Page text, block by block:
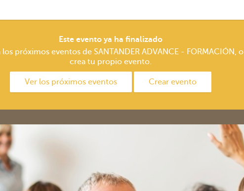
Este evento ya ha finalizado
los próximos eventos de SANTANDER ADVANCE - FORMACIÓN, o
crea tu propio evento.
Ver los próximos eventos Crear evento